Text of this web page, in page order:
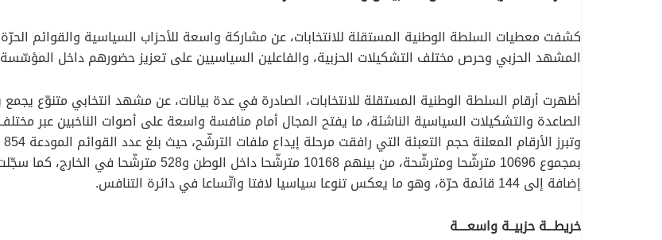
المشهد الحزبي وحرص مختلف التشكيلات الحزبية، والفاعلين السياسيين على تعزيز حضورهم داخل المؤسّسة
أظهرت أرقام السلطة الوطنية المستقلة للانتخابات، الصادرة في عدة بيانات، عن مشهد انتخابي متنوّع يجمع
الصاعدة والتشكيلات السياسية الناشئة، ما يفتح المجال أمام منافسة واسعة على أصوات الناخبين عبر مختلف
إضافة إلى 144 قائمة حرّة، وهو ما يعكس تنوعا سياسيا لافتا واتّساعا في دائرة التنافس.
خريطـــة حزبيــة واسعــــة